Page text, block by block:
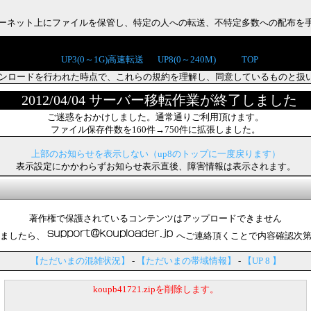
ット上にファイルを保管し、特定の人への転送、不特定多数への配布を
UP3(0～1G)高速転送 UP8(0～240M)
TOP
ロードを行われた時点で、これらの規約を理解し、同意しているものと扱
2012/04/04 サーバー移転作業が終了しました
ご迷惑をおかけしました。通常通りご利用頂けます。
ファイル保存件数を160件→750件に拡張しました。
上部のお知らせを表示しない（up8のトップに一度戻ります）
表示設定にかかわらずお知らせ表示直後、障害情報は表示されます。
著作権で保護されているコンテンツはアップロードできません
したら、
へご連絡頂くことで内容確認次
【ただいまの混雑状況】 - 【ただいまの帯域情報】 - 【UP 8 】
koupb41721.zipを削除します。